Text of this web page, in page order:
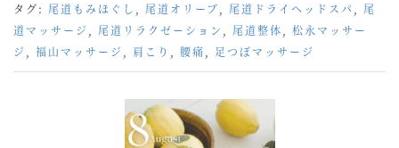
タグ: 尾道もみほぐし 尾道オリーブ 尾道ドライヘッドスパ
尾
道マッサージ
尾道リラクゼーション 尾道整体
松永マッサー
ジ
福山マッサージ 肩こり 腰痛 足つぼマッサージ